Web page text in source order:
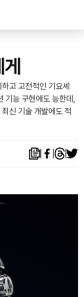
고 고전적인 기요셰
능 구현에도 능한데,
신 기술 개발에도 적